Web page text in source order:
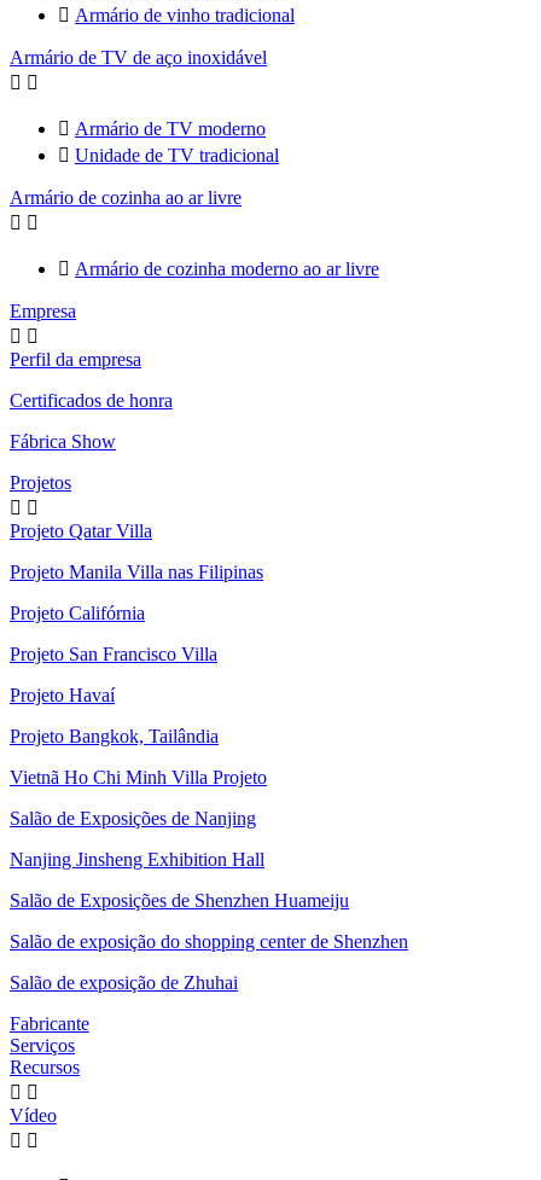
 Armário de vinho tradicional
Armário de TV de aço inoxidável
 
 Armário de TV moderno
 Unidade de TV tradicional
Armário de cozinha ao ar livre
 
 Armário de cozinha moderno ao ar livre
Empresa
 
Perfil da empresa
Certificados de honra
Fábrica Show
Projetos
 
Projeto Qatar Villa
Projeto Manila Villa nas Filipinas
Projeto Califórnia
Projeto San Francisco Villa
Projeto Havaí
Projeto Bangkok, Tailândia
Vietnã Ho Chi Minh Villa Projeto
Salão de Exposições de Nanjing
Nanjing Jinsheng Exhibition Hall
Salão de Exposições de Shenzhen Huameiju
Salão de exposição do shopping center de Shenzhen
Salão de exposição de Zhuhai
Fabricante
Serviços
Recursos
 
Vídeo
 